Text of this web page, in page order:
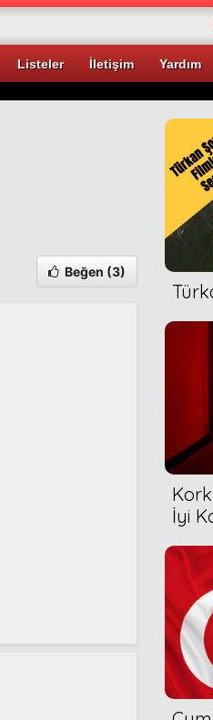
Listeler İletişim Yardım
Beğen (3)
İyi